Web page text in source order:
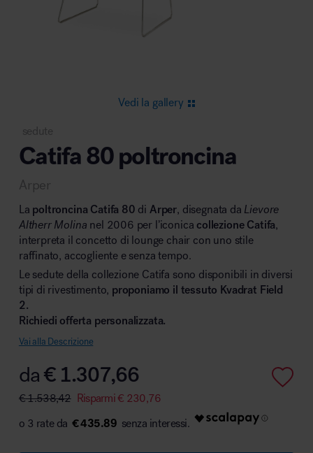
Area lounge e attesa
Area outdoor
Area hospitality
Vedi la gallery
sedute
Catifa 80 poltroncina
Arper
La poltroncina Catifa 80 di Arper, disegnata da Lievore
Altherr Molina nel 2006 per l’iconica collezione Catifa,
interpreta il concetto di lounge chair con uno stile
raffinato, accogliente e senza tempo.
Le sedute della collezione Catifa sono disponibili in diversi
tipi di rivestimento, proponiamo il tessuto Kvadrat Field
2.
Richiedi offerta personalizzata.
Vai alla Descrizione
da€1.307,66
€1.538,42 Risparmi€ 230,76
€ 435.89